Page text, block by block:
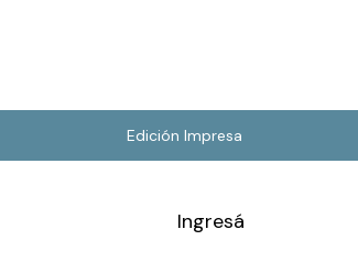
Edición Impresa
Ingresá